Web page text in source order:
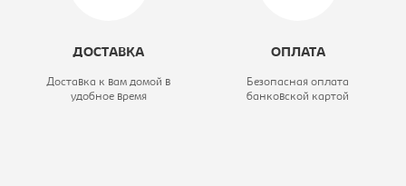
ДОСТАВКА
Доставка к вам домой в
удобное время
ОПЛАТА
Безопасная оплата
банковской картой